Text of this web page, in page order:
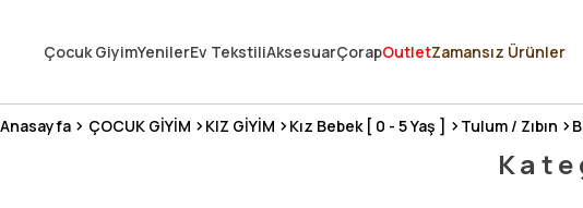
3 MİLYONDAN FAZLA MUTLU MÜŞTERİ ❤️ 10 MİLYON ÜRÜN
Çocuk GiyimYenilerEv TekstiliAksesuarÇorapOutletZamansız Ürünler
Anasayfa ÇOCUK GİYİM KIZ GİYİM Kız Bebek [ 0 - 5 Yaş ] Tulum / Zıbın